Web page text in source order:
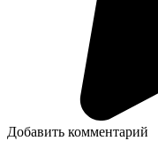
Добавить комментарий